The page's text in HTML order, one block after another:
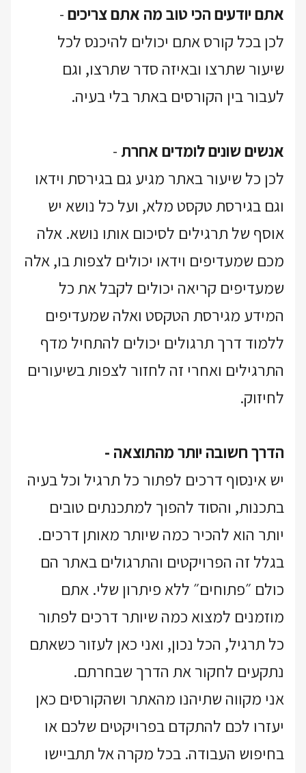
אתם יודעים הכי טוב מה אתם צריכים-
לכן בכל קורס אתם יכולים להיכנס לכל
שיעור שתרצו ובאיזה סדר שתרצו, וגם
לעבור בין הקורסים באתר בלי בעיה.
אנשים שונים לומדים אחרת -
לכן כל שיעור באתר מגיע גם בגירסת וידאו
וגם בגירסת טקסט מלא, ועל כל נושא יש
אוסף של תרגילים לסיכום אותו נושא. אלה
מכם שמעדיפים וידאו יכולים לצפות בו, אלה
שמעדיפים קריאה יכולים לקבל את כל
המידע מגירסת הטקסט ואלה שמעדיפים
ללמוד דרך תרגולים יכולים להתחיל מדף
התרגילים ואחרי זה לחזור לצפות בשיעורים
לחיזוק.
הדרך חשובה יותר מהתוצאה -
יש אינסוף דרכים לפתור כל תרגיל וכל בעיה
בתכנות, והסוד להפוך למתכנתים טובים
יותר הוא להכיר כמה שיותר מאותן דרכים.
בגלל זה הפרויקטים והתרגולים באתר הם
כולם ״פתוחים״ ללא פיתרון שלי. אתם
מוזמנים למצוא כמה שיותר דרכים לפתור
כל תרגיל, הכל נכון, ואני כאן לעזור כשאתם
נתקעים לחקור את הדרך שבחרתם.
אני מקווה שתיהנו מהאתר ושהקורסים כאן
יעזרו לכם להתקדם בפרויקטים שלכם או
בחיפוש העבודה. בכל מקרה אל תתביישו